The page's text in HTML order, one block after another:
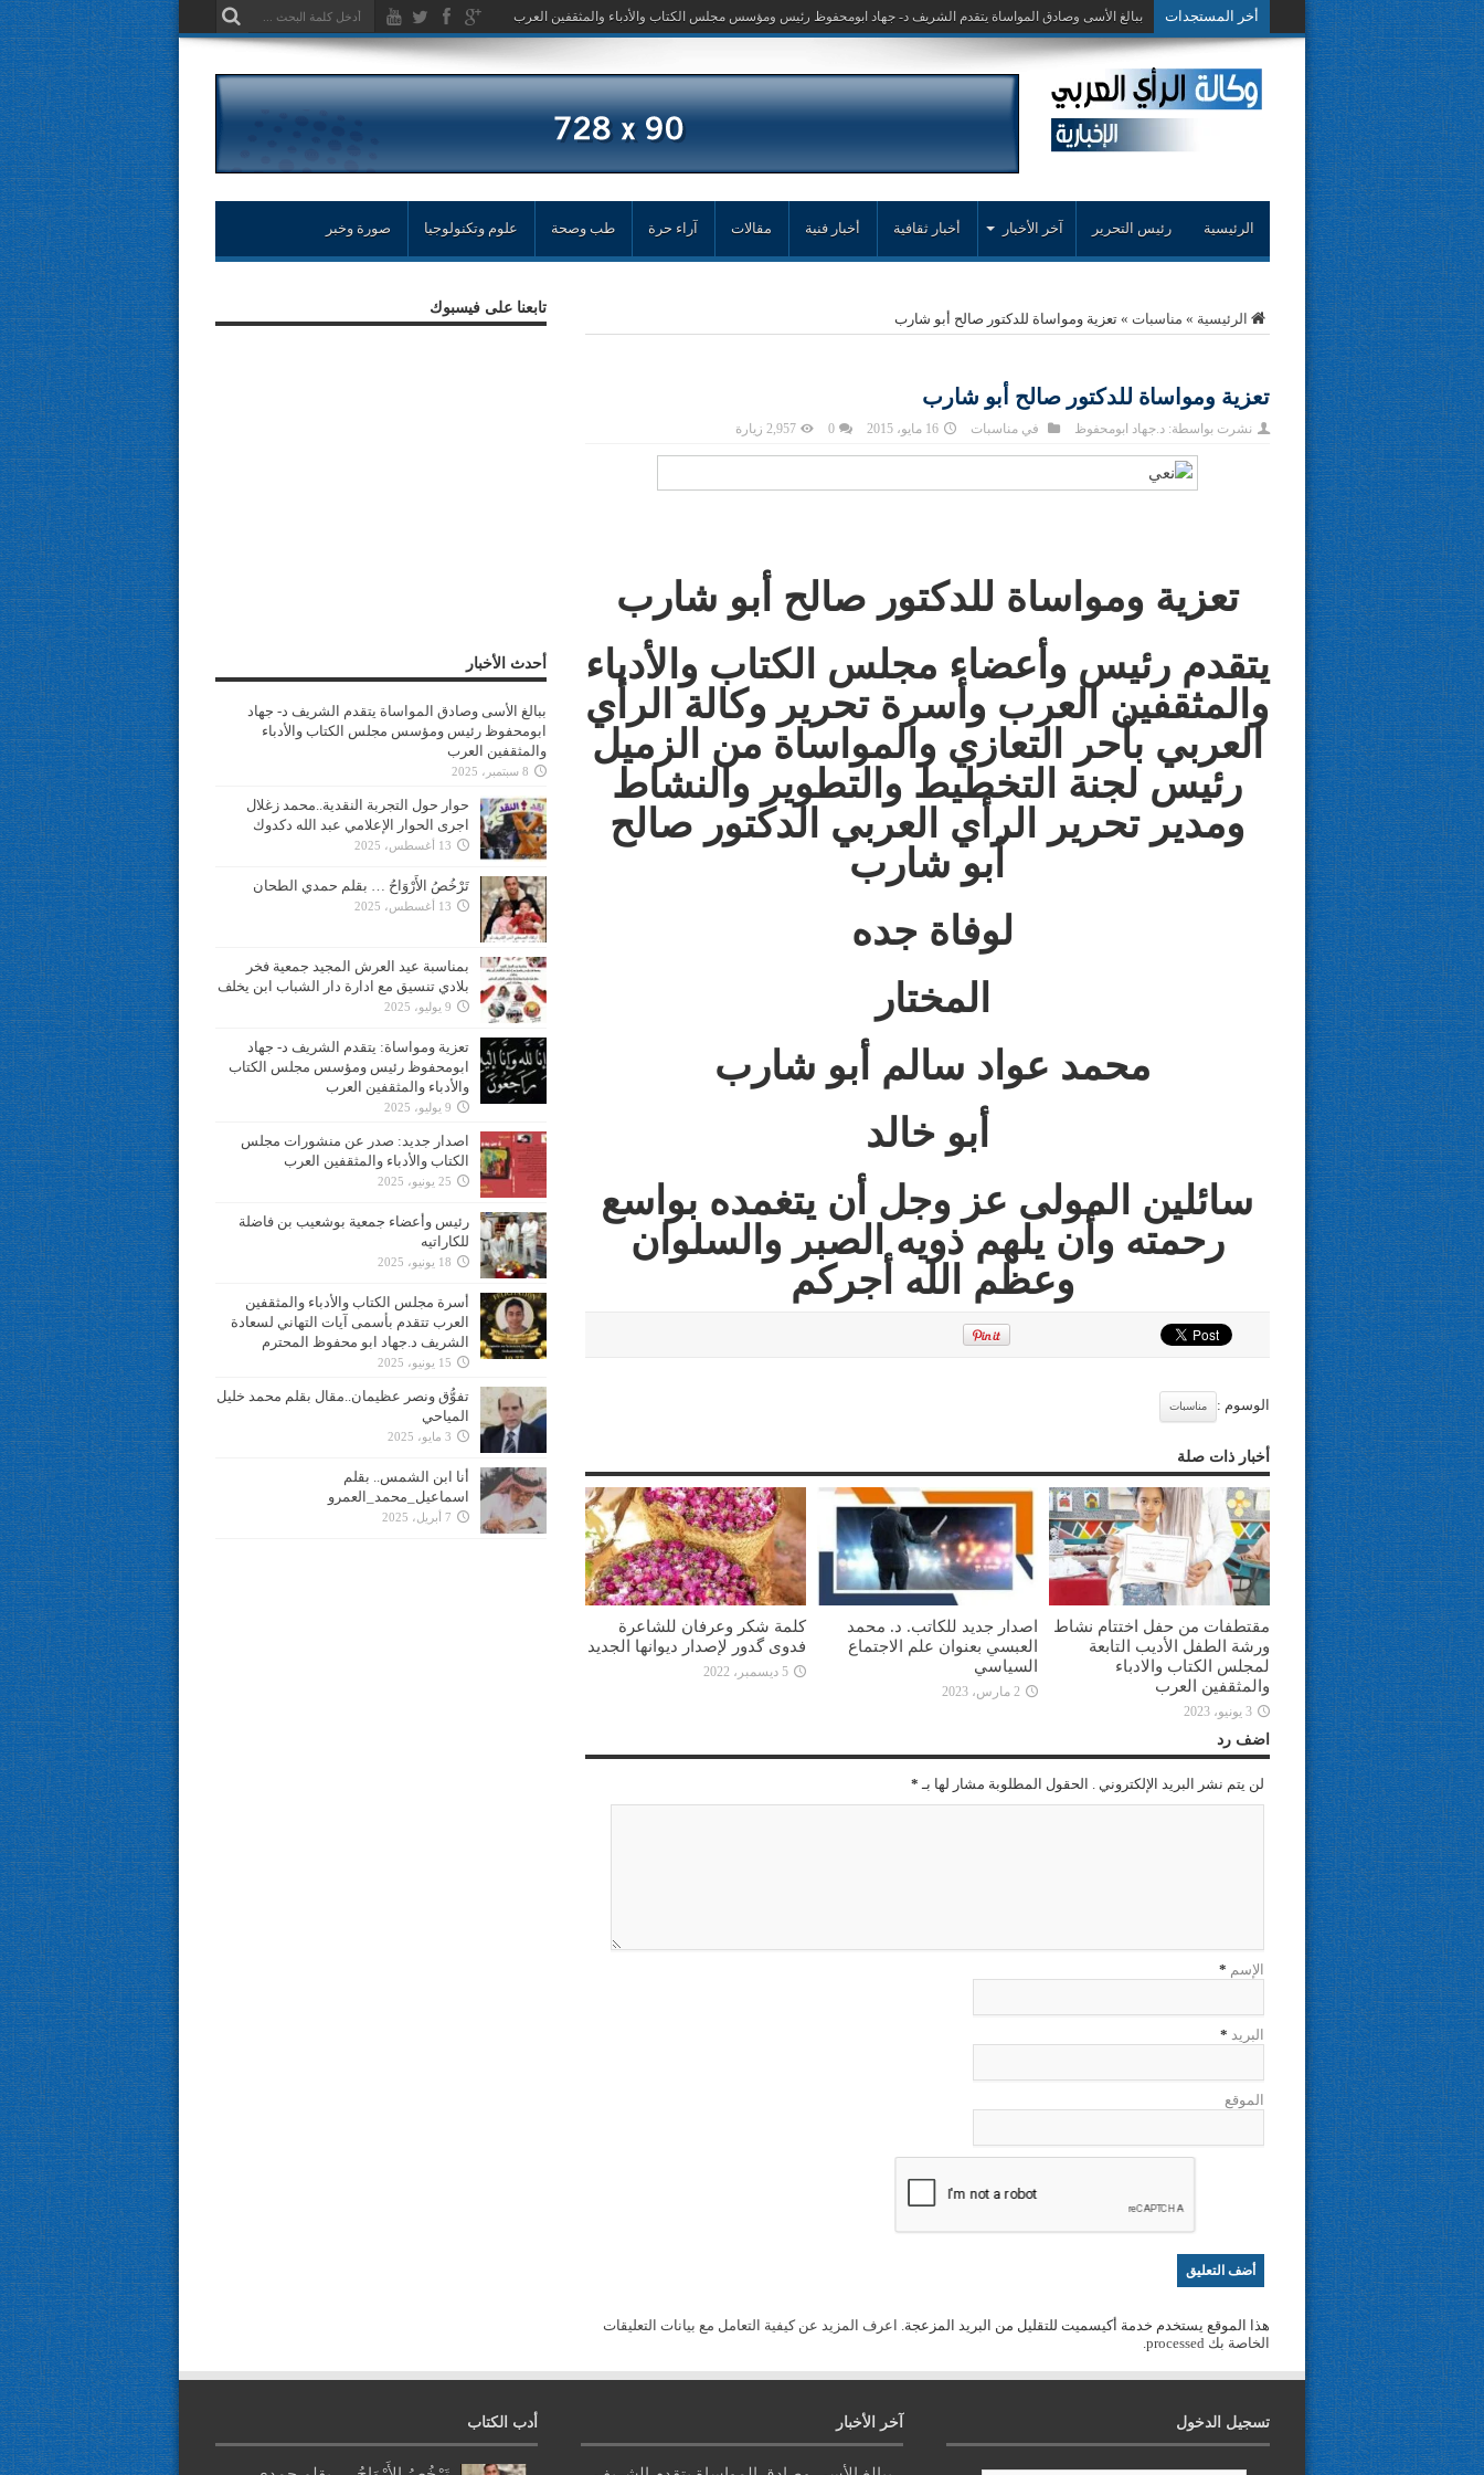
أخر المستجدات حوار حول التجربة
الرئيسية رئيس التحرير آخر الأخبار أخبار ثقافية أخبار فنية مقالات آراء حرة طب وصحة علوم وتكنولوجيا صورة وخبر
الرئيسية » مناسبات »تعزية ومواساة للدكتور صالح أبو شارب
تعزية ومواساة للدكتور صالح أبو شارب
نشرت بواسطة:د.جهاد ابومحفوظ فيمناسبات 16 مايو، 2015 0 2,957 زيارة
تعزية ومواساة للدكتور صالح أبو شارب
يتقدم رئيس وأعضاء مجلس الكتاب والأدباء
والمثقفين العرب وأسرة تحرير وكالة الرأي
العربي بأحر التعازي والمواساة من الزميل
رئيس لجنة التخطيط والتطوير والنشاط
ومدير تحرير الرأي العربي الدكتور صالح
أبو شارب
لوفاة جده
المختار
محمد عواد سالم أبو شارب
أبو خالد
سائلين المولى عز وجل أن يتغمده بواسع
رحمته وأن يلهم ذويه الصبر والسلوان
وعظم الله أجركم
الوسوم : مناسبات
أخبار ذات صلة
مقتطفات من حفل اختتام نشاط
ورشة الطفل الأديب التابعة
لمجلس الكتاب والادباء
والمثقفين العرب
3 يونيو، 2023
اصدار جديد للكاتب. د. محمد
العبسي بعنوان علم الاجتماع
السياسي
2 مارس، 2023
كلمة شكر وعرفان للشاعرة
فدوى گدور لإصدار ديوانها الجديد
5 ديسمبر، 2022
اضف رد
لن يتم نشر البريد الإلكتروني . الحقول المطلوبة مشار لها بـ *
الإسم *
البريد *
الموقع
هذا الموقع يستخدم خدمة أكيسميت للتقليل من البريد المزعجة. اعرف المزيد عن كيفية التعامل مع بيانات التعليقات
الخاصة بك processed
.
تابعنا على فيسبوك
أحدث الأخبار
ببالغ الأسى وصادق المواساة يتقدم الشريف د- جهاد
ابومحفوظ رئيس ومؤسس مجلس الكتاب والأدباء
والمثقفين العرب
8 سبتمبر، 2025
حوار حول التجربة النقدية..محمد زغلال
اجرى الحوار الإعلامي عبد الله دكدوك
13 أغسطس، 2025
تَرْخُصُ الأَرْوَاحُ … بقلم حمدي الطحان
13 أغسطس، 2025
بمناسبة عيد العرش المجيد جمعية فخر
بلادي تنسيق مع ادارة دار الشباب ابن يخلف
9 يوليو، 2025
تعزية ومواساة: يتقدم الشريف د- جهاد
ابومحفوظ رئيس ومؤسس مجلس الكتاب
والأدباء والمثقفين العرب
9 يوليو، 2025
اصدار جديد: صدر عن منشورات مجلس
الكتاب والأدباء والمثقفين العرب
25 يونيو، 2025
رئيس وأعضاء جمعية بوشعيب بن فاضلة
للكاراتيه
18 يونيو، 2025
أسرة مجلس الكتاب والأدباء والمثقفين
العرب تتقدم بأسمى آيات التهاني لسعادة
الشريف د.جهاد ابو محفوظ المحترم
15 يونيو، 2025
تفوُّق ونصر عظيمان..مقال بقلم محمد خليل
المياحي
3 مايو، 2025
أنا ابن الشمس.. بقلم
اسماعيل_محمد_العمرو
7 أبريل، 2025
تسجيل الدخول آخر الأخبار أدب الكتاب